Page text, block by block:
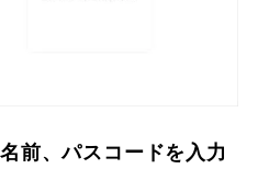
前、パスコードを入力